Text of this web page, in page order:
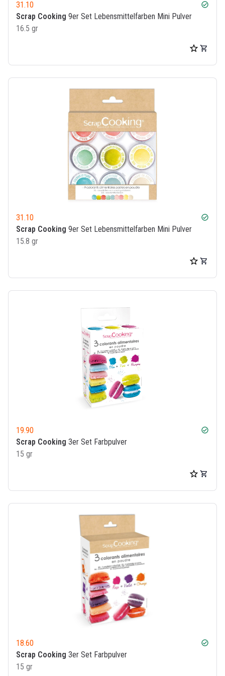
31.10 check_circle
Scrap Cooking 9er Set Lebensmittelfarben Mini Pulver
16.5 gr
31.10 check_circle
Scrap Cooking 9er Set Lebensmittelfarben Mini Pulver
15.8 gr
19.90 check_circle
Scrap Cooking 3er Set Farbpulver
15 gr
18.60 check_circle
Scrap Cooking 3er Set Farbpulver
15 gr